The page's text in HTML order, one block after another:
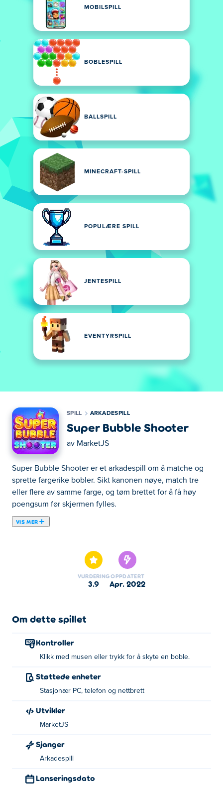
MOBILSPILL
BOBLESPILL
BALLSPILL
MINECRAFT-SPILL
POPULÆRE SPILL
JENTESPILL
EVENTYRSPILL
SPILL ARKADESPILL
Super Bubble Shooter
av MarketJS
Super Bubble Shooter er et arkadespill om å matche og
sprette fargerike bobler. Sikt kanonen nøye, match tre
eller flere av samme farge, og tøm brettet for å få høy
poengsum før skjermen fylles.
VIS MER
VURDERING
3.9
OPPDATERT
apr. 2022
Om dette spillet
Kontroller
Klikk med musen eller trykk for å skyte en boble.
Støttede enheter
Stasjonær PC, telefon og nettbrett
Utvikler
MarketJS
Sjanger
Arkadespill
Lanseringsdato